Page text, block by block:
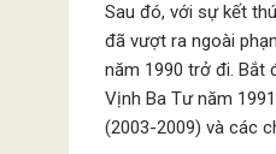
Sau đó, với sự kết
đã vượt ra ngoài
năm 1990 trở đi. Bắt
Vịnh Ba Tư năm
(2003-2009) và các